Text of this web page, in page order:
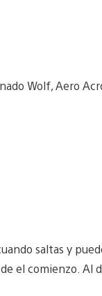
Wolf, Aero
saltas y
el comienzo. Al